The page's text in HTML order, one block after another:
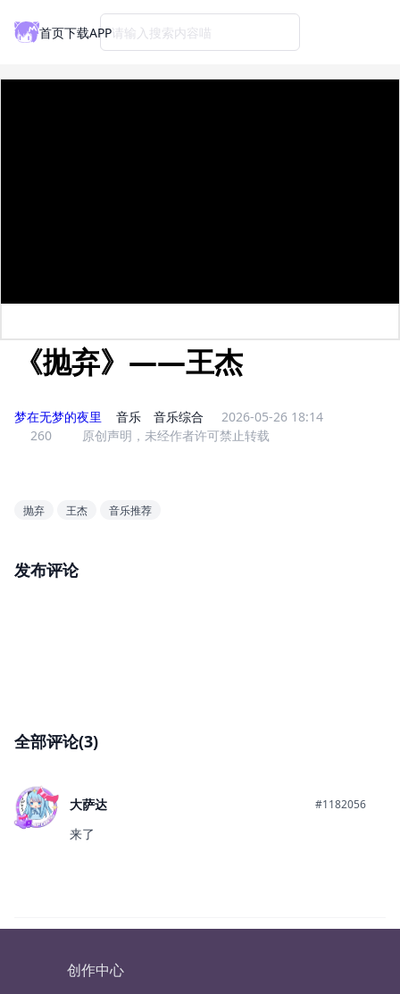
首页下载APP请输入搜索内容喵
《抛弃》——王杰
梦在无梦的夜里 音乐 音乐综合
2026-05-26 18:14
260
原创声明，未经作者许可禁止转载
抛弃 王杰 音乐推荐
发布评论
全部评论(3)
大萨达 #1182056
来了
创作中心